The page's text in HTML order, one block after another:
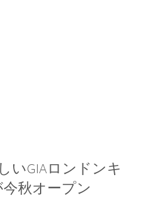
いGIAロンドンキ
秋オープン